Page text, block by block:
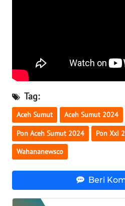
Tag:
Aceh Sumut Aceh Sumut 2024
Pon Aceh Sumut 2024 Pon Xxi
Wahananewsco
Beri
WN
SULTRA
WN
NTB
WN
SULTENG